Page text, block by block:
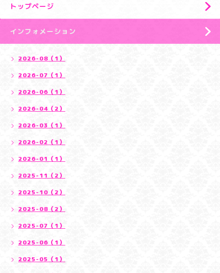
トップページ
インフォメーション
2026-08（1）
2026-07（1）
2026-06（1）
2026-04（2）
2026-03（1）
2026-02（1）
2026-01（1）
2025-11（2）
2025-10（2）
2025-08（2）
2025-07（1）
2025-06（1）
2025-05（1）